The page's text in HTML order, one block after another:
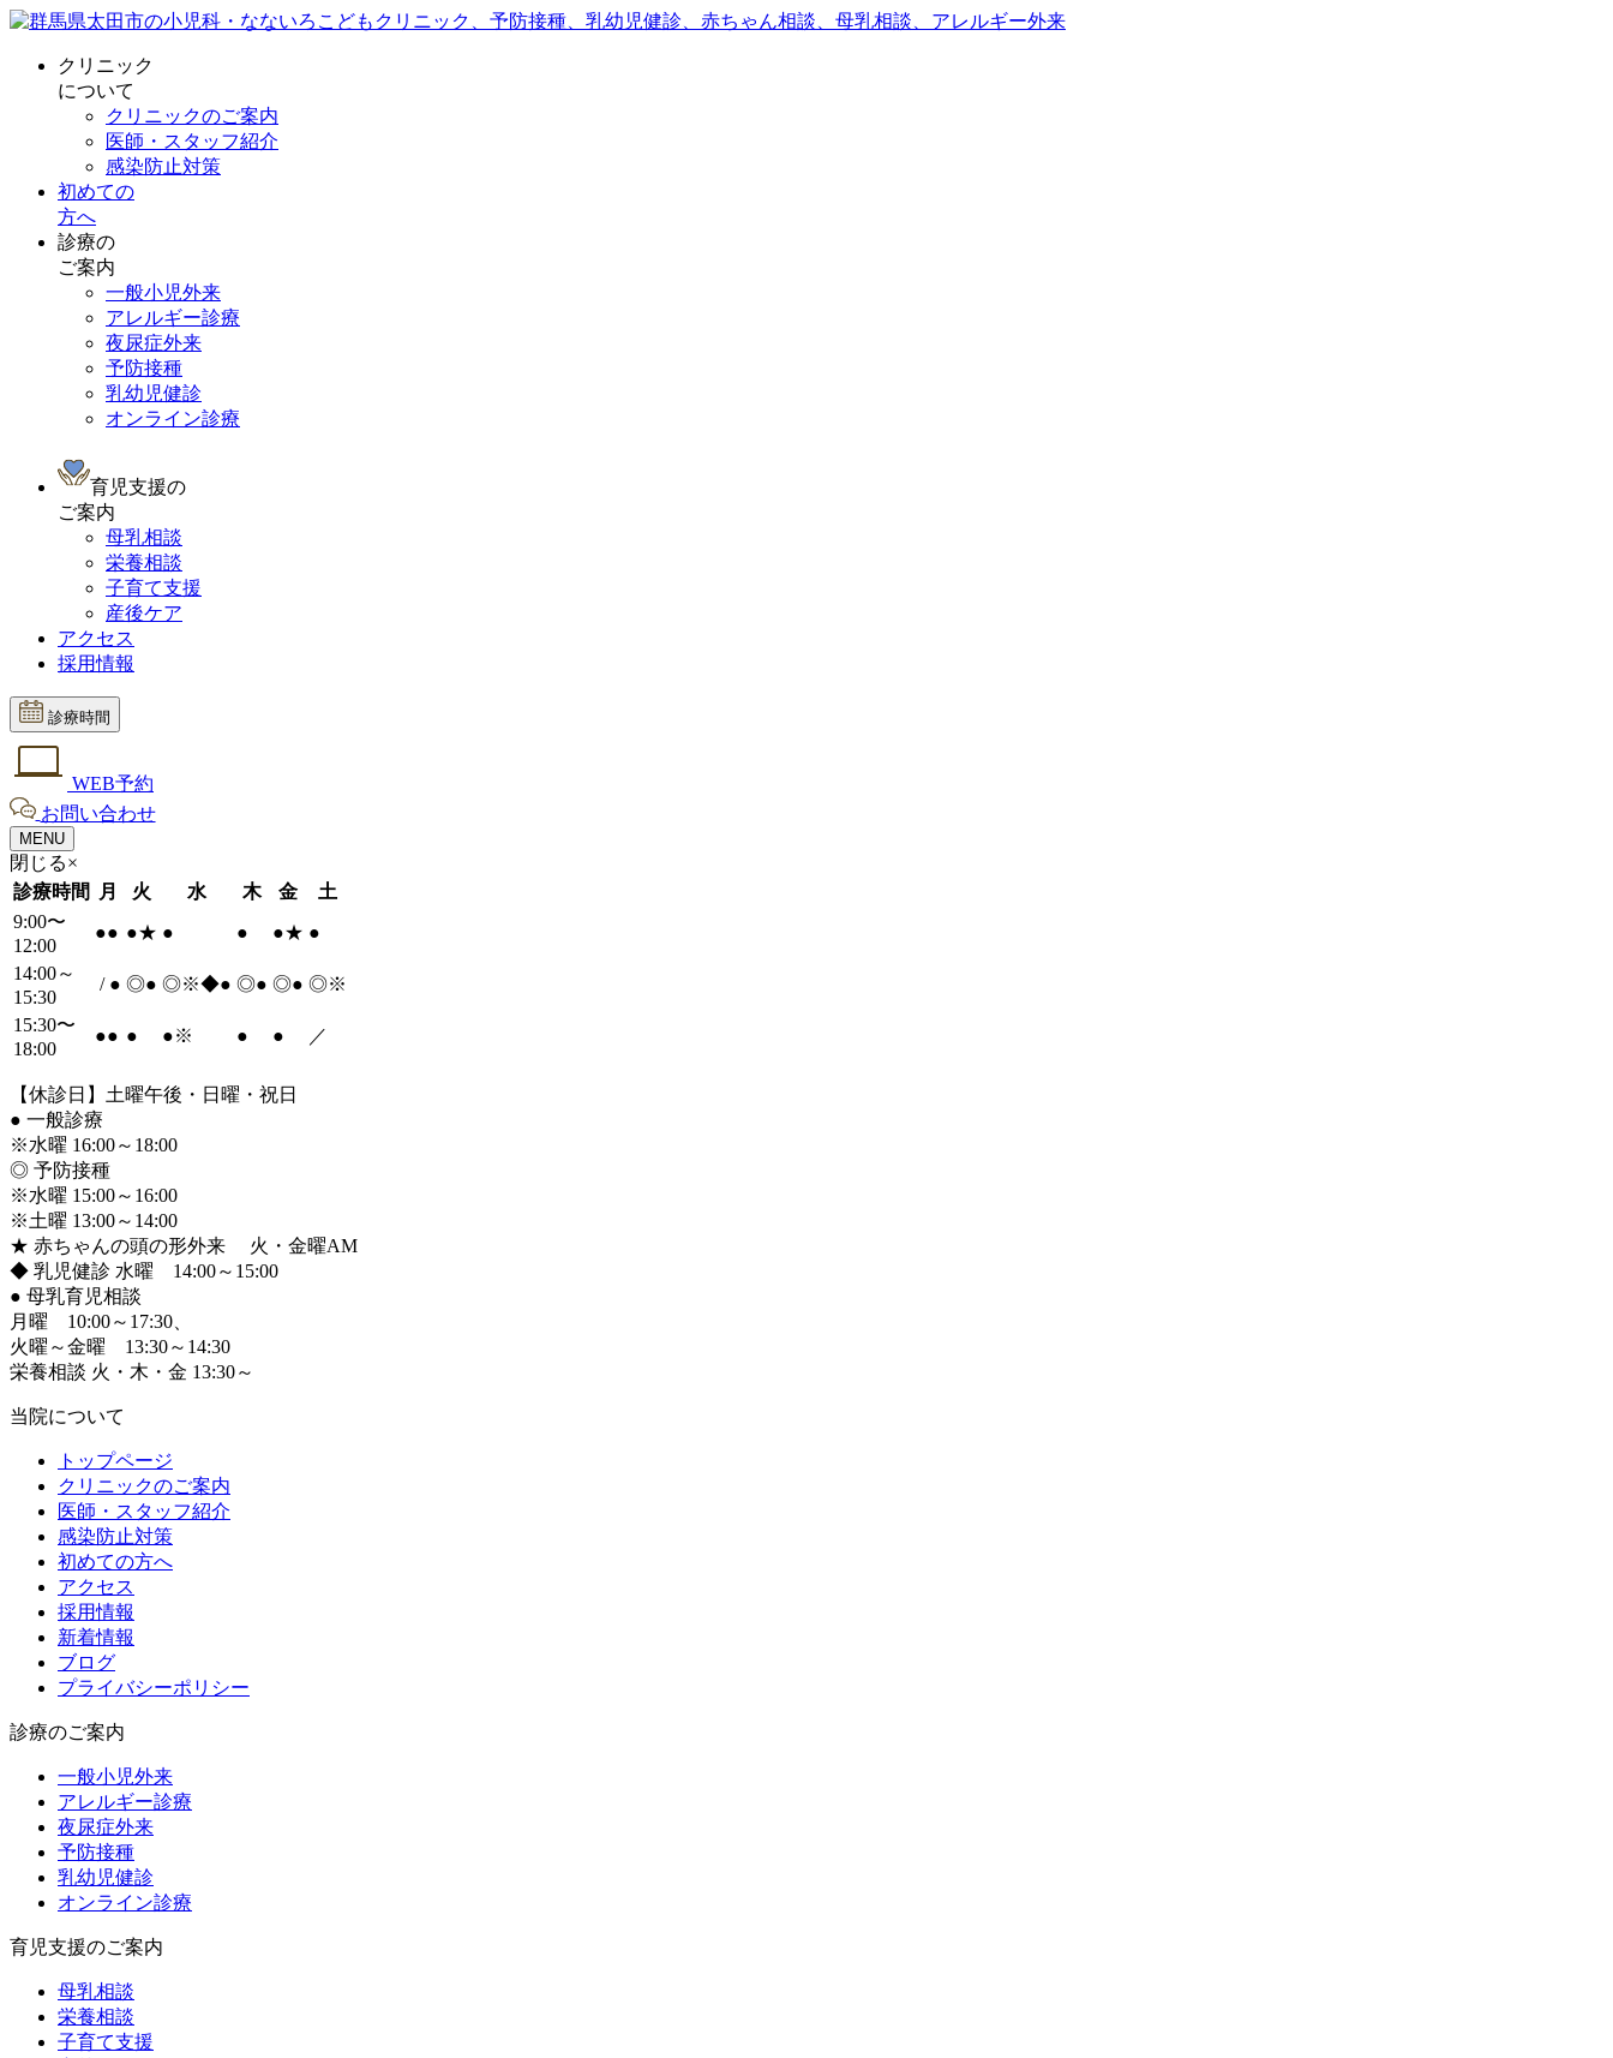
クリニック
について
クリニックのご案内
医師・スタッフ紹介
感染防止対策
初めての
方へ
診療の
ご案内
一般小児外来
アレルギー診療
夜尿症外来
予防接種
乳幼児健診
オンライン診療
育児支援の
ご案内
母乳相談
栄養相談
子育て支援
産後ケア
アクセス
採用情報
診療時間
WEB予約
お問い合わせ
MENU
閉じる×
診療時間
月 火 水 木 金
土
9:00〜
12:00
●● ●★ ● ● ●★ ●
14:00～
15:30
/ ● ◎● ◎※◆● ◎● ◎● ◎※
15:30〜
18:00
●● ● ●※ ● ● ／
【休診日】土曜午後・日曜・祝日
● 一般診療
※水曜 16:00～18:00
◎ 予防接種
※水曜 15:00～16:00
※土曜 13:00～14:00
★ 赤ちゃんの頭の形外来 火・金曜AM
◆ 乳児健診 水曜 14:00～15:00
● 母乳育児相談
月曜 10:00～17:30、
火曜～金曜 13:30～14:30
栄養相談 火・木・金 13:30～
当院について
トップページ
クリニックのご案内
医師・スタッフ紹介
感染防止対策
初めての方へ
アクセス
採用情報
新着情報
ブログ
プライバシーポリシー
診療のご案内
一般小児外来
アレルギー診療
夜尿症外来
予防接種
乳幼児健診
オンライン診療
育児支援のご案内
母乳相談
栄養相談
子育て支援